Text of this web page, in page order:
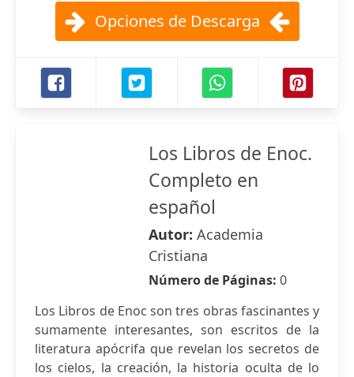
Opciones de Descarga
Los Libros de Enoc.
Completo en
español
Autor: Academia
Cristiana
Número de Páginas: 0
Los Libros de Enoc son tres obras fascinantes y
sumamente interesantes, son escritos de la
literatura apócrifa que revelan los secretos de
los cielos, la creación, la historia oculta de lo